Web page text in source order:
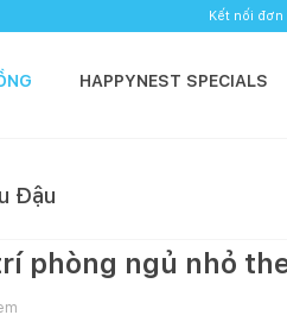
Kết nối
HAPPYNEST SPECIALS
Đậu
phòng ngủ nhỏ